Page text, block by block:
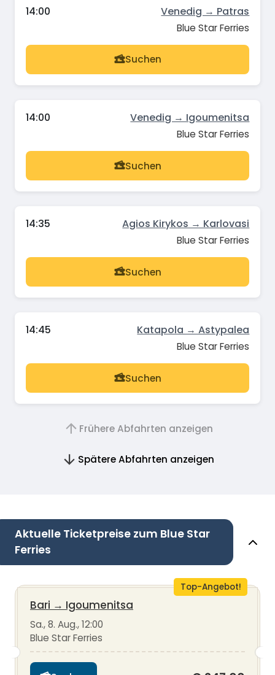
14:00 Venedig → Patras
Blue Star Ferries
Suchen
14:00 Venedig → Igoumenitsa
Blue Star Ferries
Suchen
14:35 Agios Kirykos → Karlovasi
Blue Star Ferries
Suchen
14:45 Katapola → Astypalea
Blue Star Ferries
Suchen
Frühere Abfahrten anzeigen
Spätere Abfahrten anzeigen
Aktuelle Ticketpreise zum Blue Star
Ferries
Top-Angebot!
Bari → Igoumenitsa
Sa., 8. Aug., 12:00
Blue Star Ferries